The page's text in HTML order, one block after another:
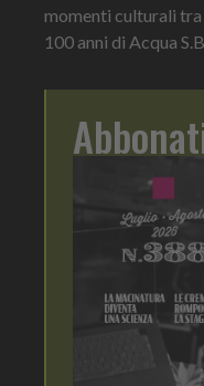
momenti culturali
100 anni di Acqua